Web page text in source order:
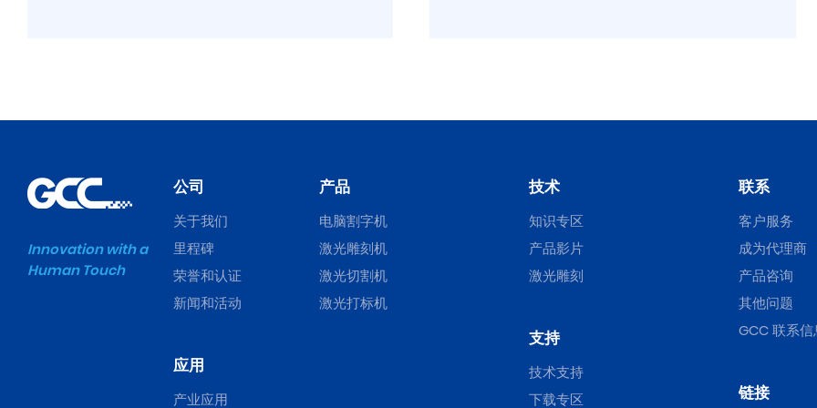
Innovation with a
Human Touch
公司
关于我们
里程碑
荣誉和认证
新闻和活动
应用
产业应用
产品
电脑割字机
激光雕刻机
激光切割机
激光打标机
技术
知识专区
产品影片
激光雕刻
支持
技术支持
下载专区
联系
客户服务
成为代理商
产品咨询
其他问题
GCC 联系信
链接